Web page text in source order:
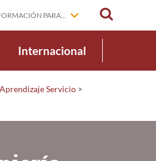
PARA...
Internacional
Servicio >